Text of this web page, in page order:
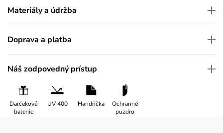
Materiály a údržba
Doprava a platba
Náš zodpovedný prístup
Darčekové
balenie
UV 400 Handrička
Ochranné
puzdro